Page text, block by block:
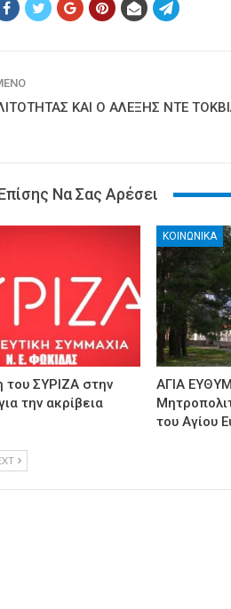
ΚΑΙ Ο ΑΛΕΞΗΣ ΝΤΕ
Να Σας Αρέσει
του ΣΥΡΙΖΑ στην
την ακρίβεια
ΚΟΙΝΩΝΙΚΑ
ΑΓΙΑ
του Αγίου